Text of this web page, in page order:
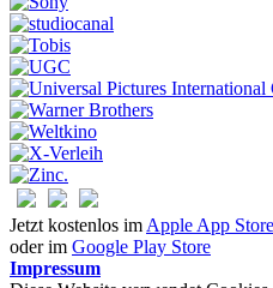
Jetzt kostenlos im Apple App Store
oder im Google Play Store
Impressum